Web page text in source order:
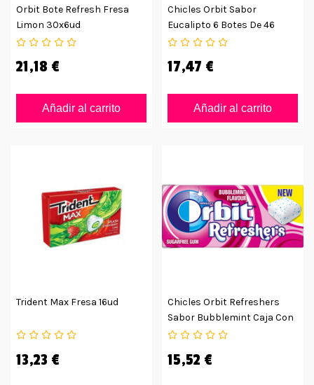
Orbit Bote Refresh Fresa
Limon 30x6ud
21,18 €
Añadir al carrito
Chicles Orbit Sabor
Eucalipto 6 Botes De 46
Grageas
17,47 €
Añadir al carrito
Trident Max Fresa 16ud
13,23 €
Chicles Orbit Refreshers
Sabor Bubblemint Caja Con
16uds
15,52 €